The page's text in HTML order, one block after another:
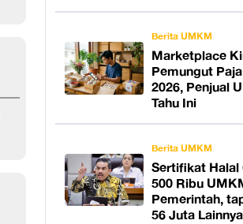
Berita UMKM
Marketplace
Pemungut
2026, Penjual
Tahu Ini
Berita UMKM
Sertifikat Halal
500 Ribu
Pemerintah,
56 Juta